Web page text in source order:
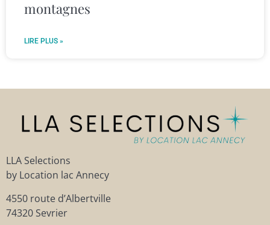
montagnes
LIRE PLUS »
LLA Selections
by Location lac Annecy
4550 route d’Albertville
74320 Sevrier